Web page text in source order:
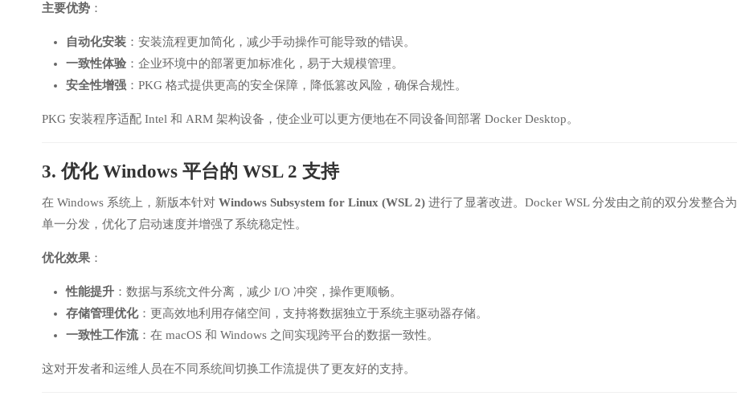
主要优势 ：
自动化安装 ：安装流程更加简化，减少手动操作可能导致的错误。
一致性体验 ：企业环境中的部署更加标准化，易于大规模管理。
安全性增强 ：PKG 格式提供更高的安全保障，降低篡改风险，确保合规性。
PKG 安装程序适配 Intel 和 ARM 架构设备，使企业可以更方便地在不同设备间部署 Docker Desktop。
3. 优化 Windows 平台的 WSL 2 支持
在 Windows 系统上，新版本针对 Windows Subsystem for Linux (WSL 2) 进行了显著改进。Docker WSL 分发由之前的双分发整合为
单一分发，优化了启动速度并增强了系统稳定性。
优化效果 ：
性能提升 ：数据与系统文件分离，减少 I/O 冲突，操作更顺畅。
存储管理优化：更高效地利用存储空间，支持将数据独立于系统主驱动器存储。
一致性工作流：在 macOS 和 Windows 之间实现跨平台的数据一致性。
这对开发者和运维人员在不同系统间切换工作流提供了更友好的支持。